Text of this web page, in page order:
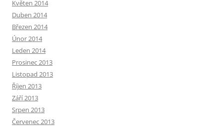
Květen 2014
Duben 2014
Březen 2014
Únor 2014
Leden 2014
Prosinec 2013
Listopad 2013
Říjen 2013
Září 2013
Srpen 2013
Červenec 2013